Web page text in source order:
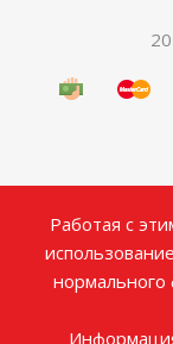
Работая с
нормального